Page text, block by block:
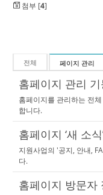
첨부 [4]
전체 페이지 관리
홈페이지 관리
홈페이지를 관리하는 전
합니다.
홈페이지 ‘새 소
지원사업의 '공지, 안내,
다.
홈페이지 방문자